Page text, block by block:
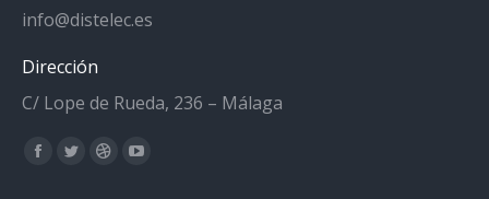
info@distelec.es
Dirección
C/ Lope de Rueda, 236 – Málaga
Encuéntranos en:
Facebook
TwitterDribbbleYouTube